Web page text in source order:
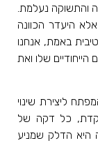
והתשוקה נעלמת.
היעדר הכוונה
באמת, אנחנו
הייחודיים שלו ואת
ליצירת שינוי
כל דקה של
היא הדלק שמניע